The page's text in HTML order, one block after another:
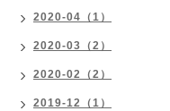
2020-04（1）
2020-03（2）
2020-02（2）
2019-12（1）